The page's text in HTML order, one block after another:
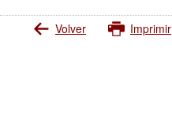
Volver Imprimir